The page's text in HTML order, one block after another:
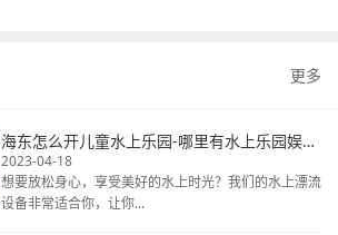
更多
海东怎么开儿童水上乐园-哪里有水上乐园娱乐设备-大型水上娱乐设备
2023-04-18
想要放松身心，享受美好的水上时光？我们的水上漂流
设备非常适合你，让你...